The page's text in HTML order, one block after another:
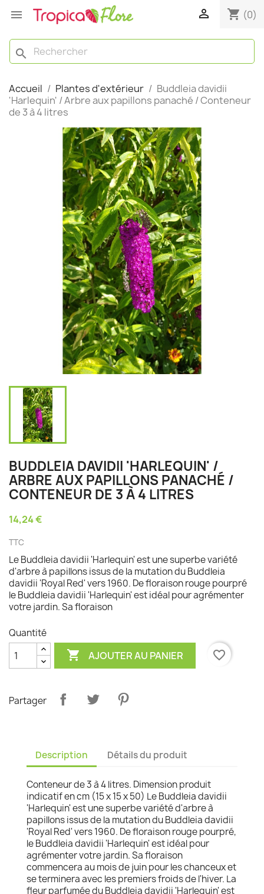
  shopping_cart (0)
search
Accueil Plantes d'extérieur
Buddleia davidii
'Harlequin' / Arbre aux papillons panaché / Conteneur
de 3 à 4 litres
BUDDLEIA DAVIDII 'HARLEQUIN' /
ARBRE AUX PAPILLONS PANACHÉ /
CONTENEUR DE 3 À 4 LITRES
14,24 €
TTC
Le Buddleia davidii 'Harlequin' est une superbe variété
d'arbre à papillons issus de la mutation du Buddleia
davidii 'Royal Red' vers 1960. De floraison rouge pourpré
le Buddleia davidii 'Harlequin' est idéal pour agrémenter
votre jardin. Sa floraison
Quantité
 AJOUTER AU PANIER favorite_border
Partager
Description Détails du produit
Conteneur de 3 à 4 litres. Dimension produit
indicatif en cm (15 x 15 x 50) Le Buddleia davidii
'Harlequin' est une superbe variété d'arbre à
papillons issus de la mutation du Buddleia davidii
'Royal Red' vers 1960. De floraison rouge pourpré,
le Buddleia davidii 'Harlequin' est idéal pour
agrémenter votre jardin. Sa floraison
commencera au mois de juin pour les chanceux et
se terminera avec les premiers froids de l'hiver. La
fleur parfumée du Buddleia davidii 'Harlequin' est